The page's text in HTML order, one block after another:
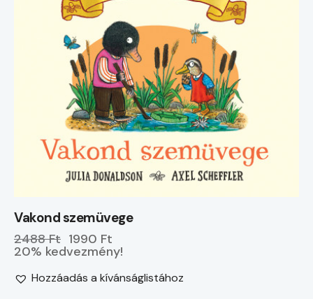
Vakond szemüvege
2488 Ft 1990 Ft
20% kedvezmény!
Hozzáadás a kívánságlistához